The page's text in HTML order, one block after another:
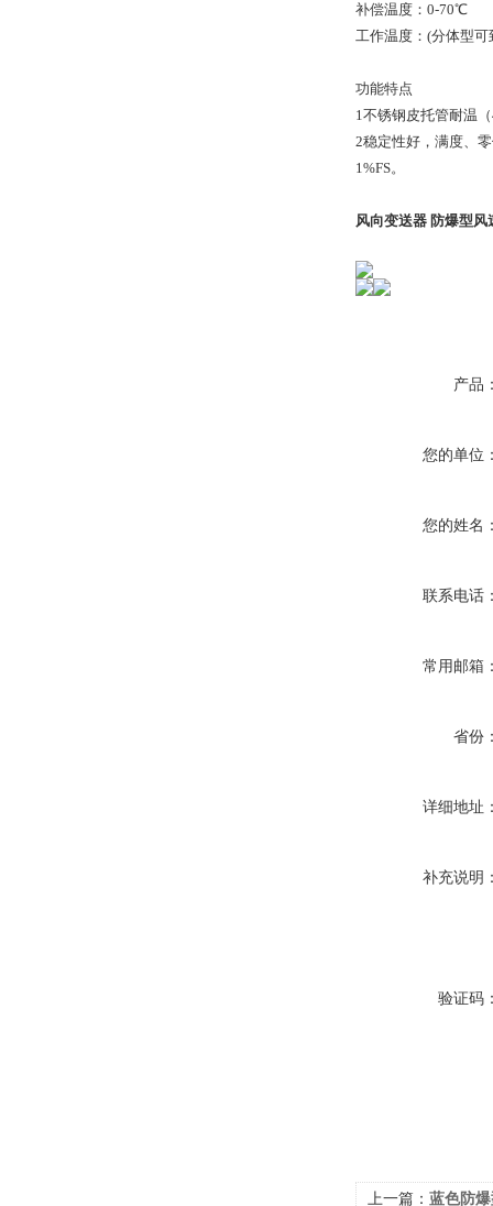
补偿温度：0-70℃
工作温度：(分体型
功能特点
1不锈钢皮托管耐温
2稳定性好，满度、
1%FS。
风向变送器 防爆型风
产品
您的单位
您的姓名
联系电话
常用邮箱
省份
详细地址
补充说明
验证码
上一篇： 蓝色防